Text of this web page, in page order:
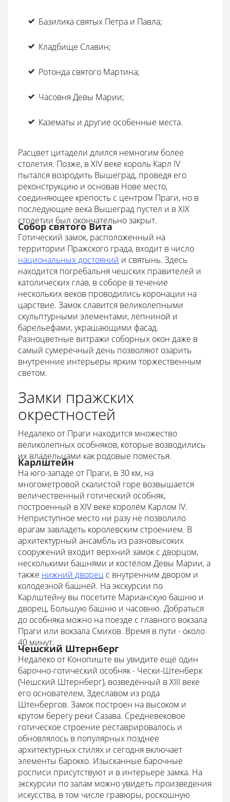
Базилика святых Петра и Павла;
Кладбище Славин;
Ротонда святого Мартина;
Часовня Девы Марии;
Казематы и другие особенные места.
Расцвет цитадели длился немногим более
столетия. Позже, в XIV веке король Карл IV
пытался возродить Вышеград, проведя его
реконструкцию и основав Нове место,
соединяющее крепость с центром Праги, но в
последующие века Вышеград пустел и в XIX
столетии был окончательно закрыт.
Собор святого Вита
Готический замок, расположенный на
территории Пражского града, входит в число
национальных достояний и святынь. Здесь
находится погребальня чешских правителей и
католических глав, в соборе в течение
нескольких веков проводились коронации на
царствие. Замок славится великолепными
скульптурными элементами, лепниной и
барельефами, украшающими фасад.
Разноцветные витражи соборных окон даже в
самый сумеречный день позволяют озарить
внутренние интерьеры ярким торжественным
светом.
Замки пражских
окрестностей
Недалеко от Праги находится множество
великолепных особняков, которые возводились
их владельцами как родовые поместья.
Карлштейн
На юго-западе от Праги, в 30 км, на
многометровой скалистой горе возвышается
величественный готический особняк,
построенный в XIV веке королём Карлом IV.
Неприступное место ни разу не позволило
врагам завладеть королевским строением. В
архитектурный ансамбль из разновысоких
сооружений входит верхний замок с дворцом,
несколькими башнями и костёлом Девы Марии, а
также нижний дворец с внутренним двором и
колодезной башней. На экскурсии по
Карлштейну вы посетите Марианскую башню и
дворец, Большую башню и часовню. Добраться
до особняка можно на поезде с главного вокзала
Праги или вокзала Смихов. Время в пути - около
40 минут.
Чешский Штернберг
Недалеко от Конопиште вы увидите ещё один
барочно-готический особняк - Чески-Штенберк
(Чешский Штернберг), возведённый в XIII веке
его основателем, Здеславом из рода
Штенбергов. Замок построен на высоком и
крутом берегу реки Сазава. Средневековое
готическое строение реставрировалось и
обновлялось в популярных позднее
архитектурных стилях и сегодня включает
элементы барокко. Изысканные барочные
росписи присутствуют и в интерьере замка. На
экскурсии по залам можно увидеть произведения
искусства, в том числе гравюры, роскошную